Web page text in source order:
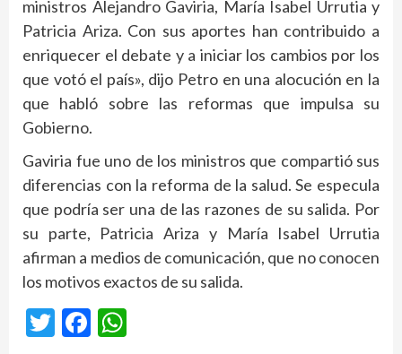
ministros Alejandro Gaviria, María Isabel Urrutia y
Patricia Ariza. Con sus aportes han contribuido a
enriquecer el debate y a iniciar los cambios por los
que votó el país», dijo Petro en una alocución en la
que habló sobre las reformas que impulsa su
Gobierno.
Gaviria fue uno de los ministros que compartió sus
diferencias con la reforma de la salud. Se especula
que podría ser una de las razones de su salida. Por
su parte, Patricia Ariza y María Isabel Urrutia
afirman a medios de comunicación, que no conocen
los motivos exactos de su salida.
TwitterFacebook